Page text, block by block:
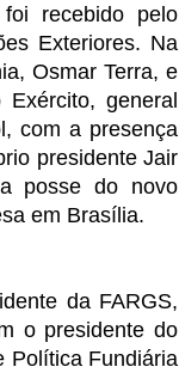
recebido pelo
Exteriores. Na
Osmar Terra, e
general
com a presença
presidente Jair
posse do novo
em Brasília.
da FARGS,
o presidente do
Política Fundiária